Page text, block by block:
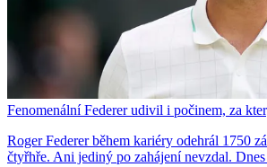
Fenomenální Federer udivil i počinem, za
Roger Federer během kariéry odehrál 1750
čtyřhře. Ani jediný po zahájení nevzdal.